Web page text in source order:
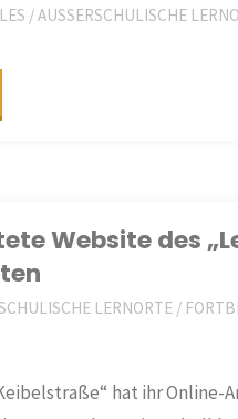
/AUSSERSCHULISCHE
Website des
LERNORTE /
hat ihr